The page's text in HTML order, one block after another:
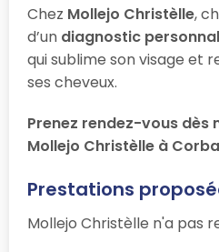
Chez Mollejo Christèlle,
d’un diagnostic
qui sublime son visage et
ses cheveux.
Prenez rendez-vous dès
Mollejo Christèlle à
Prestations
Mollejo Christèlle n'a pas